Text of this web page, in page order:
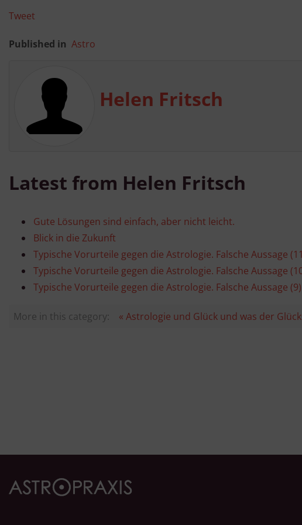
Tweet
Published in Astro
Helen Fritsch
Latest from Helen Fritsch
Gute Lösungen sind einfach, aber nicht leicht.
Blick in die Zukunft
Typische Vorurteile gegen die Astrologie. Falsche Aussage
Typische Vorurteile gegen die Astrologie. Falsche Aussage
Typische Vorurteile gegen die Astrologie. Falsche Aussage (9)
More in this category: « Astrologie und Glück und was der